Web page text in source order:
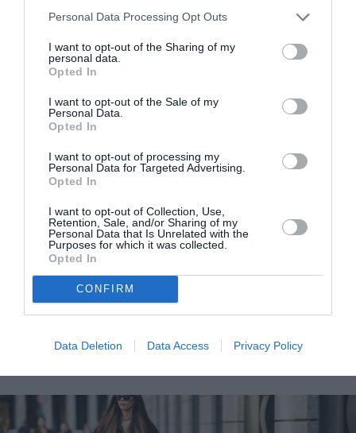
Personal Data Processing Opt Outs
I want to opt-out of the Sharing of my
personal data.
Opted In
I want to opt-out of the Sale of my
Personal Data.
Opted In
I want to opt-out of processing my
Personal Data for Targeted Advertising.
Opted In
I want to opt-out of Collection, Use,
Retention, Sale, and/or Sharing of my
Personal Data that Is Unrelated with the
Purposes for which it was collected.
Opted In
CONFIRM
Data Deletion Data Access Privacy Policy
Mαύρο καλσόν: Οι ωραιότεροι συνδυασμοί για τον
φετινό χειμώνα σύμφωνα με τις πασαρέλες της
σεζόν